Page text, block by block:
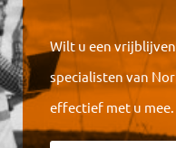
Wilt u een
specialisten van
effectief met u mee.